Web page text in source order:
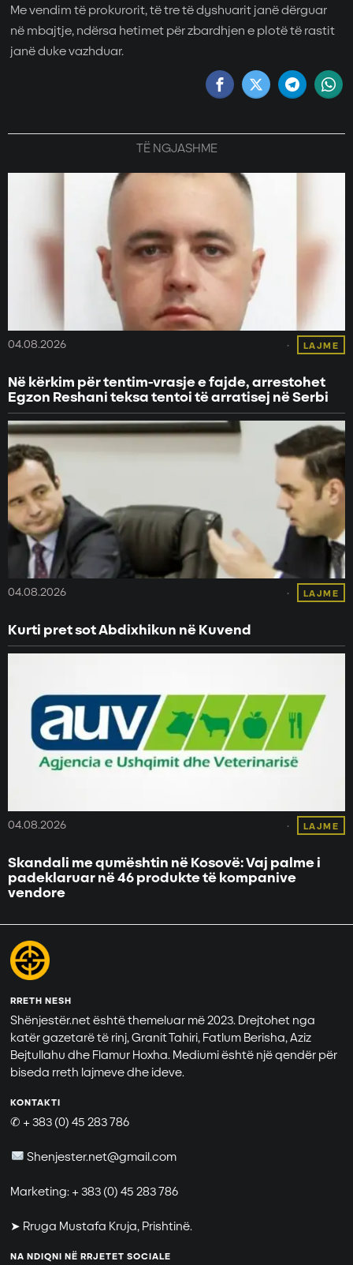
Me vendim të prokurorit, të tre të dyshuarit janë dërguar
në mbajtje, ndërsa hetimet për zbardhjen e plotë të rastit
janë duke vazhduar.
TË NGJASHME
04.08.2026 LAJME
Në kërkim për tentim-vrasje e fajde, arrestohet
Egzon Reshani teksa tentoi të arratisej në Serbi
04.08.2026 LAJME
Kurti pret sot Abdixhikun në Kuvend
04.08.2026 LAJME
Skandali me qumështin në Kosovë: Vaj palme i
padeklaruar në 46 produkte të kompanive
vendore
RRETH NESH
Shënjestër.net është themeluar më 2023. Drejtohet nga
katër gazetarë të rinj, Granit Tahiri, Fatlum Berisha, Aziz
Bejtullahu dhe Flamur Hoxha. Mediumi është një qendër për
biseda rreth lajmeve dhe ideve.
KONTAKTI
✆ + 383 (0) 45 283 786
Shenjester.net@gmail.com
Marketing: + 383 (0) 45 283 786
➤ Rruga Mustafa Kruja, Prishtinë.
NA NDIQNI NË RRJETET SOCIALE